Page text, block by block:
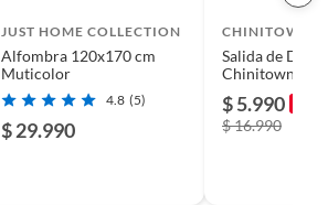
JUST HOME COLLECTION
Alfombra 120x170 cm
Muticolor
4.8 (5)
$ 29.990
CHINITOWN
Salida de
Chinitown
$ 5.990
$ 16.990